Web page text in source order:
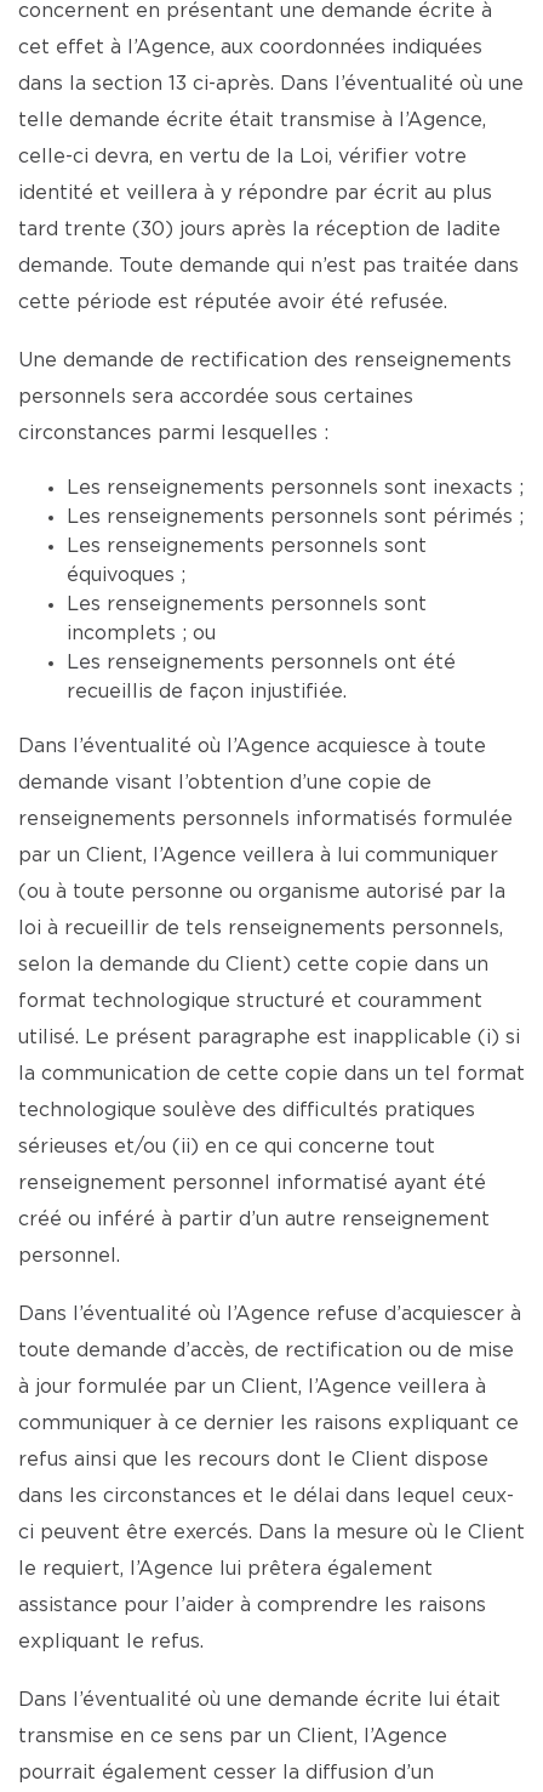
concernent en présentant une demande écrite à
cet effet à l’Agence, aux coordonnées indiquées
dans la section 13 ci-après. Dans l’éventualité où une
telle demande écrite était transmise à l’Agence,
celle-ci devra, en vertu de la Loi, vérifier votre
identité et veillera à y répondre par écrit au plus
tard trente (30) jours après la réception de ladite
demande. Toute demande qui n’est pas traitée dans
cette période est réputée avoir été refusée.
Une demande de rectification des renseignements
personnels sera accordée sous certaines
circonstances parmi lesquelles :
Les renseignements personnels sont inexacts ;
Les renseignements personnels sont périmés ;
Les renseignements personnels sont
équivoques ;
Les renseignements personnels sont
incomplets ; ou
Les renseignements personnels ont été
recueillis de façon injustifiée.
Dans l’éventualité où l’Agence acquiesce à toute
demande visant l’obtention d’une copie de
renseignements personnels informatisés formulée
par un Client, l’Agence veillera à lui communiquer
(ou à toute personne ou organisme autorisé par la
loi à recueillir de tels renseignements personnels,
selon la demande du Client) cette copie dans un
format technologique structuré et couramment
utilisé. Le présent paragraphe est inapplicable (i) si
la communication de cette copie dans un tel format
technologique soulève des difficultés pratiques
sérieuses et/ou (ii) en ce qui concerne tout
renseignement personnel informatisé ayant été
créé ou inféré à partir d’un autre renseignement
personnel.
Dans l’éventualité où l’Agence refuse d’acquiescer à
toute demande d’accès, de rectification ou de mise
à jour formulée par un Client, l’Agence veillera à
communiquer à ce dernier les raisons expliquant ce
refus ainsi que les recours dont le Client dispose
dans les circonstances et le délai dans lequel ceux-
ci peuvent être exercés. Dans la mesure où le Client
le requiert, l’Agence lui prêtera également
assistance pour l’aider à comprendre les raisons
expliquant le refus.
Dans l’éventualité où une demande écrite lui était
transmise en ce sens par un Client, l’Agence
pourrait également cesser la diffusion d’un